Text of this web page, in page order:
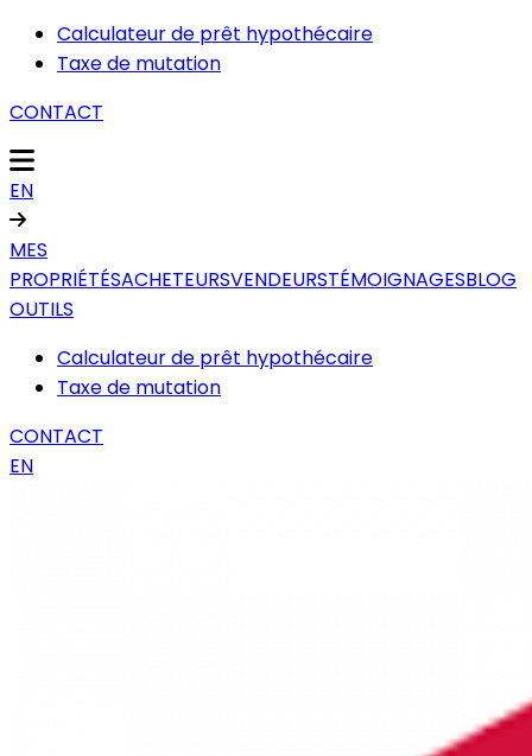
Calculateur de prêt hypothécaire
Taxe de mutation
CONTACT
EN
MES
PROPRIÉTÉSACHETEURSVENDEURSTÉMOIGNAGESBLOG
OUTILS
Calculateur de prêt hypothécaire
Taxe de mutation
CONTACT
EN